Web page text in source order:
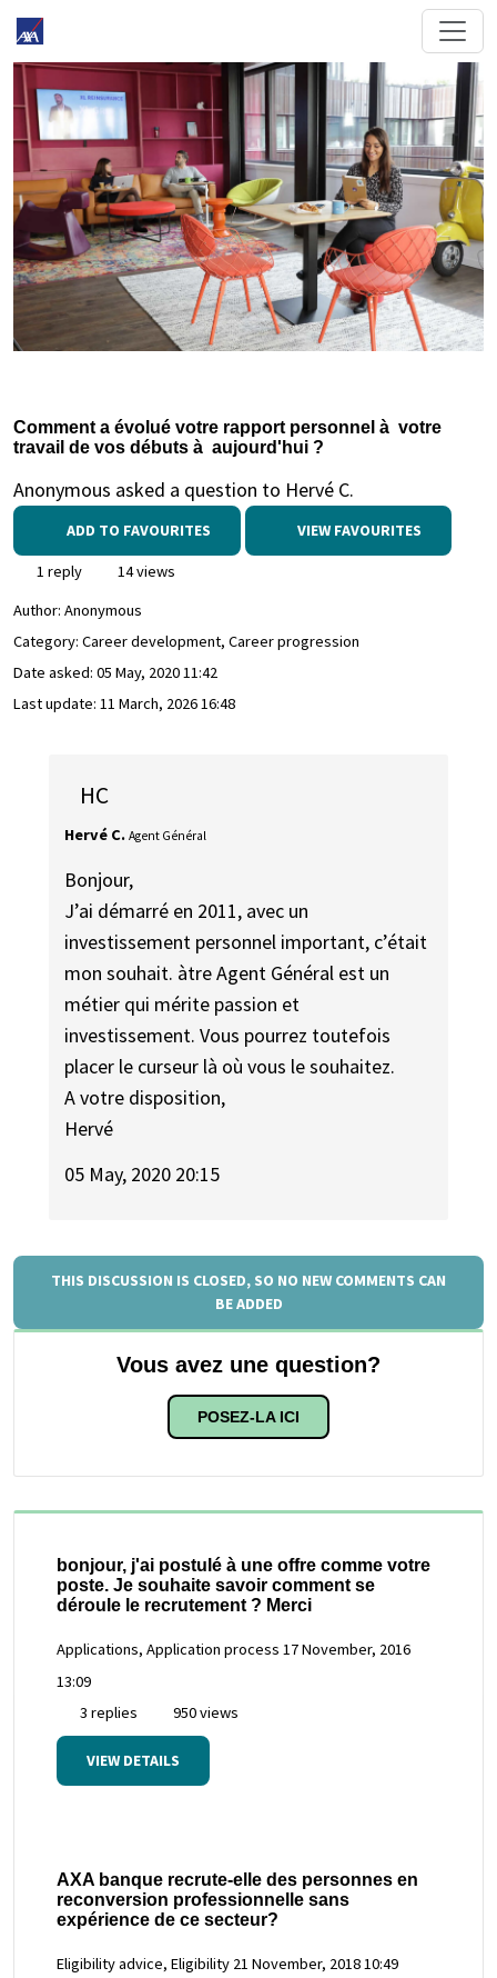
Comment a évolué votre rapport personnel à votre
travail de vos débuts à aujourd'hui ?
Anonymous asked a question to Hervé C.
ADD TO FAVOURITES VIEW FAVOURITES
1 reply
14 views
Author: Anonymous
Category: Career development, Career progression
Date asked: 05 May, 2020 11:42
Last update: 11 March, 2026 16:48
HC
Hervé C. Agent Général
Bonjour,
J’ai démarré en 2011, avec un
investissement personnel important, c’était
mon souhait. àtre Agent Général est un
métier qui mérite passion et
investissement. Vous pourrez toutefois
placer le curseur là où vous le souhaitez.
A votre disposition,
Hervé
05 May, 2020 20:15
THIS DISCUSSION IS CLOSED, SO NO NEW COMMENTS CAN
BE ADDED
Vous avez une question?
POSEZ-LA ICI
bonjour, j'ai postulé à une offre comme votre
poste. Je souhaite savoir comment se
déroule le recrutement ? Merci
Applications, Application process 17 November, 2016
13:09
3 replies
950 views
VIEW DETAILS
AXA banque recrute-elle des personnes en
reconversion professionnelle sans
expérience de ce secteur?
Eligibility advice, Eligibility 21 November, 2018 10:49